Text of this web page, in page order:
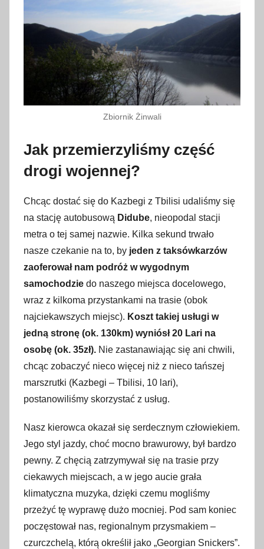
Zbiornik Żinwali
Jak przemierzyliśmy część
drogi wojennej?
Chcąc dostać się do Kazbegi z Tbilisi udaliśmy się
na stację autobusową Didube, nieopodal stacji
metra o tej samej nazwie. Kilka sekund trwało
nasze czekanie na to, by jeden z taksówkarzów
zaoferował nam podróż w wygodnym
samochodzie do naszego miejsca docelowego,
wraz z kilkoma przystankami na trasie (obok
najciekawszych miejsc). Koszt takiej usługi w
jedną stronę (ok. 130km) wyniósł 20 Lari na
osobę (ok. 35zł). Nie zastanawiając się ani chwili,
chcąc zobaczyć nieco więcej niż z nieco tańszej
marszrutki (Kazbegi – Tbilisi, 10 lari),
postanowiliśmy skorzystać z usług.
Nasz kierowca okazał się serdecznym człowiekiem.
Jego styl jazdy, choć mocno brawurowy, był bardzo
pewny. Z chęcią zatrzymywał się na trasie przy
ciekawych miejscach, a w jego aucie grała
klimatyczna muzyka, dzięki czemu mogliśmy
przeżyć tę wyprawę dużo mocniej. Pod sam koniec
poczęstował nas, regionalnym przysmakiem –
czurczchelą, którą określił jako „Georgian Snickers”.